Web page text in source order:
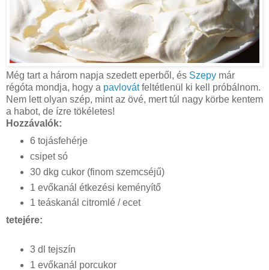
Még tart a három napja szedett eperből, és Szepy már
régóta mondja, hogy a pavlovátfeltétlenül ki kell próbálnom.
Nem lett olyan szép, mint az övé, mert túl nagy körbe kentem
a habot, de ízre tökéletes!
Hozzávalók:
6 tojásfehérje
csipet só
30 dkg cukor (finom szemcséjű)
1 evőkanál étkezési keményítő
1 teáskanál citromlé / ecet
tetejére:
3 dl tejszín
1 evőkanál porcukor